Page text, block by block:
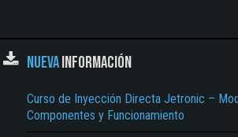
NUEVAINFORMACIÓN
Curso de Inyección Directa Jetronic –
Componentes y Funcionamiento